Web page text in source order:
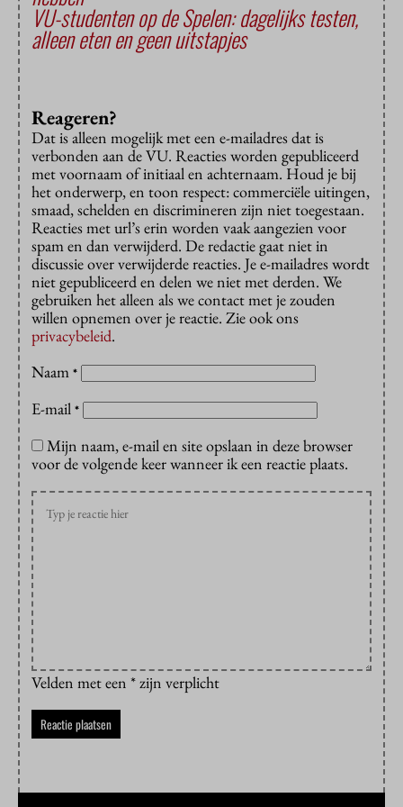
VU-studenten op de Spelen: dagelijks testen,
alleen eten en geen uitstapjes
Reageren?
Dat is alleen mogelijk met een e-mailadres dat is
verbonden aan de VU. Reacties worden gepubliceerd
met voornaam of initiaal en achternaam. Houd je bij
het onderwerp, en toon respect: commerciële uitingen,
smaad, schelden en discrimineren zijn niet toegestaan.
Reacties met url’s erin worden vaak aangezien voor
spam en dan verwijderd. De redactie gaat niet in
discussie over verwijderde reacties. Je e-mailadres wordt
niet gepubliceerd en delen we niet met derden. We
gebruiken het alleen als we contact met je zouden
willen opnemen over je reactie. Zie ook ons
privacybeleid.
Naam *
E-mail *
Mijn naam, e-mail en site opslaan in deze browser
voor de volgende keer wanneer ik een reactie plaats.
Velden met een * zijn verplicht